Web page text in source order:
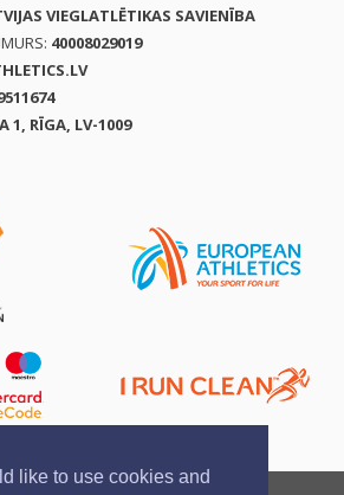
like to use cookies and
VIEGLATLĒTIKAS SAVIENĪBA
40008029019
1, RĪGA, LV-1009